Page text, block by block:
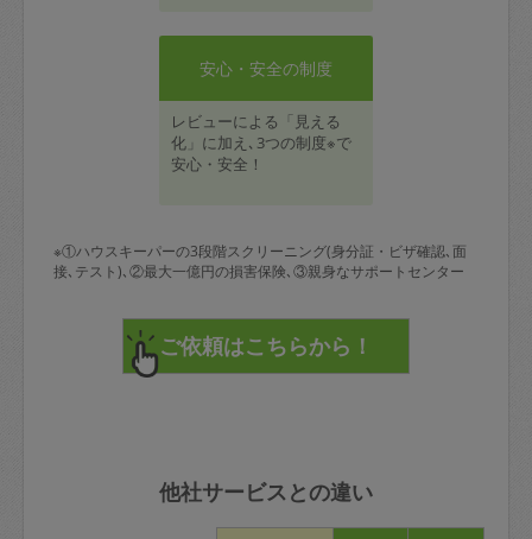
安心・安全の制度
レビューによる「見える
化」に加え､3つの制度※で
安心・安全！
※①ハウスキーパーの3段階スクリーニング(身分証・ビザ確認､面
接､テスト)､②最大一億円の損害保険､③親身なサポートセンター
他社サービスとの違い